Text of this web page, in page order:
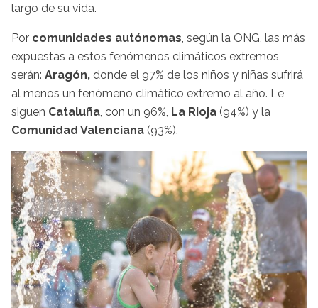
largo de su vida.
Por comunidades autónomas, según la ONG, las más
expuestas a estos fenómenos climáticos extremos
serán: Aragón, donde el 97% de los niños y niñas sufrirá
al menos un fenómeno climático extremo al año. Le
siguen Cataluña, con un 96%, La Rioja (94%) y la
Comunidad Valenciana (93%).